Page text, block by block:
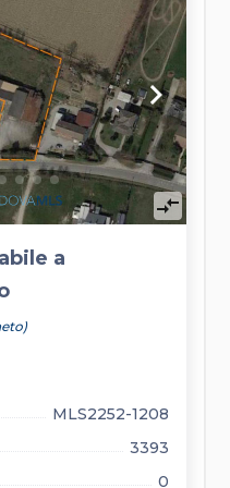
keyboard_arrow_right
compare_arrows
a
MLS2252-1208
3393
0